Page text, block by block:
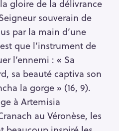
gloire de la délivrance
souverain de
par la main d’une
que l’instrument de
l’ennemi : « Sa
sa beauté captiva son
la gorge » (16, 9).
à Artemisia
au Véronèse, les